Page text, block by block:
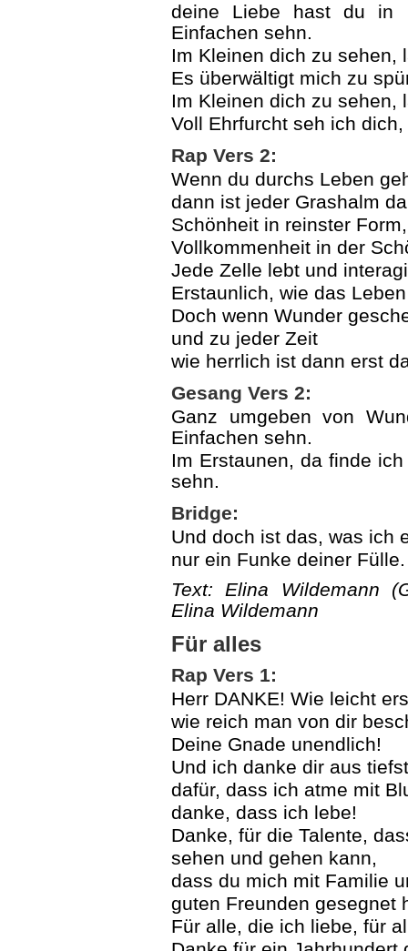
deine Liebe hast du in
Einfachen sehn.
Im Kleinen dich zu sehen,
Es überwältigt mich zu
Im Kleinen dich zu sehen,
Voll Ehrfurcht seh ich
Rap Vers 2:
Wenn du durchs Leben
dann ist jeder Grashalm
Schönheit in reinster
Vollkommenheit in der
Jede Zelle lebt und
Erstaunlich, wie das
Doch wenn Wunder
und zu jeder Zeit
wie herrlich ist dann erst
Gesang Vers 2:
Ganz umgeben von
Einfachen sehn.
Im Erstaunen, da finde
sehn.
Bridge:
Und doch ist das, was ich
nur ein Funke deiner Fülle.
Text: Elina Wildemann
Elina Wildemann
Für alles
Rap Vers 1:
Herr DANKE! Wie leicht
wie reich man von dir
Deine Gnade unendlich!
Und ich danke dir aus
dafür, dass ich atme mit
danke, dass ich lebe!
Danke, für die Talente,
sehen und gehen kann,
dass du mich mit Familie
guten Freunden gesegnet
Für alle, die ich liebe, für